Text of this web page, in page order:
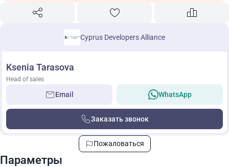
Cyprus Developers Alliance
Ksenia Tarasova
Head of sales
Email WhatsApp
Заказать звонок
Пожаловаться
Параметры